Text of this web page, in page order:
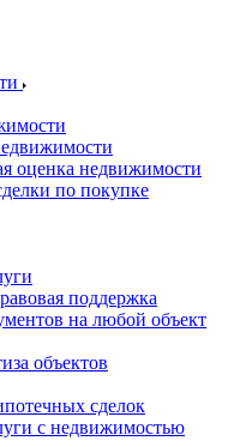
оценка недвижимости
по покупке
поддержка
на любой объект
объектов
сделок
с недвижимостью